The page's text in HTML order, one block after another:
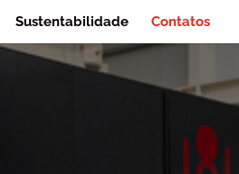
Sustentabilidade Contatos